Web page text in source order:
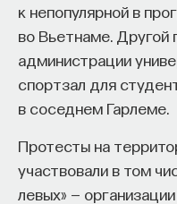
к непопулярной в
во Вьетнаме. Другой
администрации
спортзал для
в соседнем Гарлеме.
Протесты на
участвовали в том
левых» —